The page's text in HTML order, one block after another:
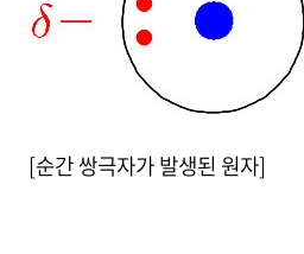
[순간 쌍극자가 발생된 원자]